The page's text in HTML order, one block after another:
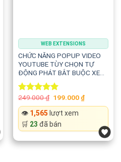
trên:
WEB EXTENSIONS
CHỨC NĂNG POPUP VIDEO
YOUTUBE TÙY CHỌN TỰ
ĐỘNG PHÁT BẮT BUỘC XEM
CHO MỌI WEBSITE
Rated5.00
out of 5
249.000₫ Original
was:
249.000 ₫.
199.000 ₫Current
price
👁️ 1,565 lượt xem
🛒 23 đã bán